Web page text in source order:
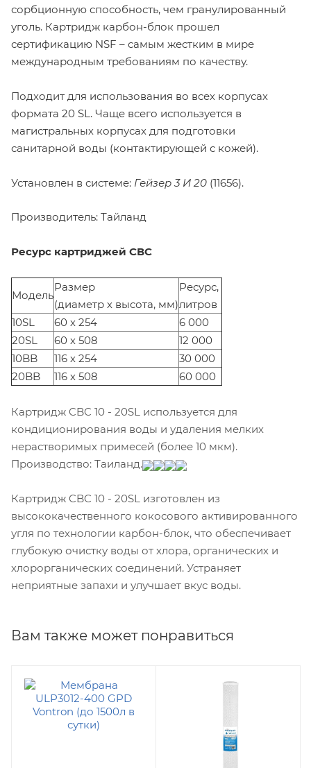
сорбционную способность, чем гранулированный
уголь. Картридж карбон-блок прошел
сертификацию NSF – самым жестким в мире
международным требованиям по качеству.
Подходит для использования во всех корпусах
формата 20 SL. Чаще всего используется в
магистральных корпусах для подготовки
санитарной воды (контактирующей с кожей).
Установлен в системе: Гейзер 3 И 20 (11656).
Производитель: Тайланд
Ресурс картриджей СВС
Модель
Размер
(диаметр х высота, мм)
Ресурс,
литров
10SL
60 х 254
6 000
20SL
60 х 508
12 000
10BB
116 х 254
30 000
20BB
116 х 508 60 000
Картридж CBC 10 - 20SL используется для
кондиционирования воды и удаления мелких
нерастворимых примесей (более 10 мкм).
Производство: Таиланд.
Картридж CBC 10 - 20SL изготовлен из
высококачественного кокосового активированного
угля по технологии карбон-блок, что обеспечивает
глубокую очистку воды от хлора, органических и
хлорорганических соединений. Устраняет
неприятные запахи и улучшает вкус воды.
Вам также может понравиться